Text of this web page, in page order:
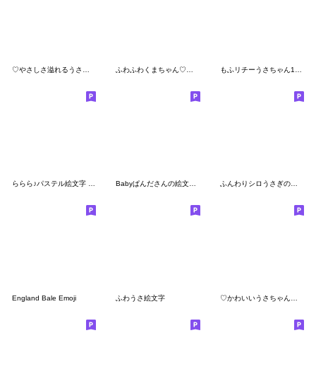
ららら♪パステル絵文字 (うさちゃん♡) Babyぱんださんの絵文字2 ふんわりシロうさぎのカラフル絵文字
England Bale Emoji ふわうさ絵文字